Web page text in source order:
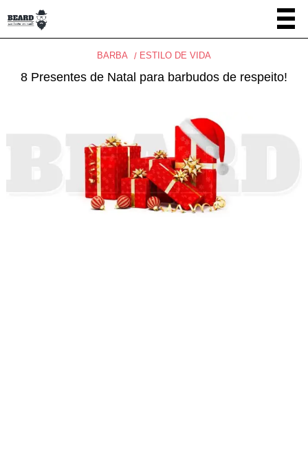
BARBA ESTILO DE VIDA
8 Presentes de Natal para barbudos de respeito!